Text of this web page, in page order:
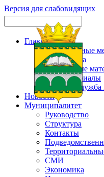
Версия для слабовидящих
Главная
Официальные
Карта сайта
Актуальные
Фотоматериалы
Военная
Новости
Муниципалитет
Руководство
Структура
Контакты
СМИ
Экономика